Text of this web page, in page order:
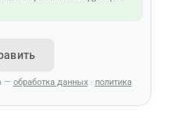
— обработка данных· политика